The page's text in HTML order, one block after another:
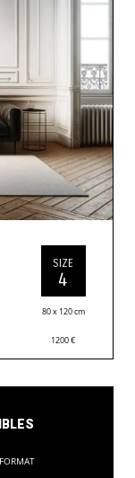
SIZE
4
80 x 120 cm
1200€